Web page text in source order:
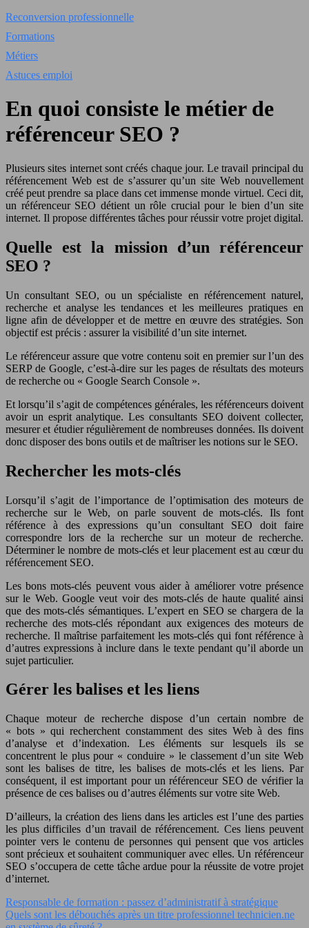
Reconversion professionnelle
Formations
Métiers
Astuces emploi
En quoi consiste le métier de
référenceur SEO ?
Plusieurs sites internet sont créés chaque jour. Le travail principal du
référencement Web est de s’assurer qu’un site Web nouvellement
créé peut prendre sa place dans cet immense monde virtuel. Ceci dit,
un référenceur SEO détient un rôle crucial pour le bien d’un site
internet. Il propose différentes tâches pour réussir votre projet digital.
Quelle est la mission d’un référenceur
SEO ?
Un consultant SEO, ou un spécialiste en référencement naturel,
recherche et analyse les tendances et les meilleures pratiques en
ligne afin de développer et de mettre en œuvre des stratégies. Son
objectif est précis : assurer la visibilité d’un site internet.
Le référenceur assure que votre contenu soit en premier sur l’un des
SERP de Google, c’est-à-dire sur les pages de résultats des moteurs
de recherche ou « Google Search Console ».
Et lorsqu’il s’agit de compétences générales, les référenceurs doivent
avoir un esprit analytique. Les consultants SEO doivent collecter,
mesurer et étudier régulièrement de nombreuses données. Ils doivent
donc disposer des bons outils et de maîtriser les notions sur le SEO.
Rechercher les mots-clés
Lorsqu’il s’agit de l’importance de l’optimisation des moteurs de
recherche sur le Web, on parle souvent de mots-clés. Ils font
référence à des expressions qu’un consultant SEO doit faire
correspondre lors de la recherche sur un moteur de recherche.
Déterminer le nombre de mots-clés et leur placement est au cœur du
référencement SEO.
Les bons mots-clés peuvent vous aider à améliorer votre présence
sur le Web. Google veut voir des mots-clés de haute qualité ainsi
que des mots-clés sémantiques. L’expert en SEO se chargera de la
recherche des mots-clés répondant aux exigences des moteurs de
recherche. Il maîtrise parfaitement les mots-clés qui font référence à
d’autres expressions à inclure dans le texte pendant qu’il aborde un
sujet particulier.
Gérer les balises et les liens
Chaque moteur de recherche dispose d’un certain nombre de
« bots » qui recherchent constamment des sites Web à des fins
d’analyse et d’indexation. Les éléments sur lesquels ils se
concentrent le plus pour « conduire » le classement d’un site Web
sont les balises de titre, les balises de mots-clés et les liens. Par
conséquent, il est important pour un référenceur SEO de vérifier la
présence de ces balises ou d’autres éléments sur votre site Web.
D’ailleurs, la création des liens dans les articles est l’une des parties
les plus difficiles d’un travail de référencement. Ces liens peuvent
pointer vers le contenu de personnes qui pensent que vos articles
sont précieux et souhaitent communiquer avec elles. Un référenceur
SEO s’occupera de cette tâche ardue pour la réussite de votre projet
d’internet.
Responsable de formation : passez d’administratif à stratégique
Quels sont les débouchés après un titre professionnel technicien.ne